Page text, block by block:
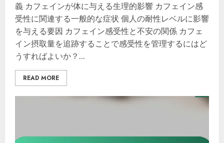
義 カフェインが体に与える生理的影響 カフェイン感
受性に関連する一般的な症状 個人の耐性レベルに影響
を与える要因 カフェイン感受性と不安の関係 カフェ
イン摂取量を追跡することで感受性を管理するにはど
うすればよいか？...
READ MORE